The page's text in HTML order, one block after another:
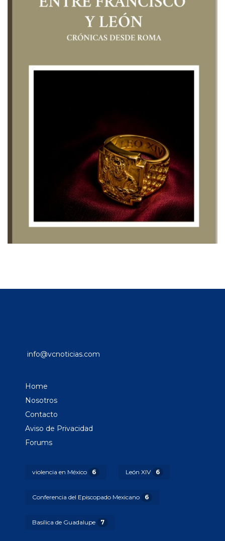
info@vcnoticias.com
Home
Nosotros
Contacto
Aviso de Privacidad
Forums
violencia en México 6 León XIV 6
Conferencia del Episcopado Mexicano 6
Basílica de Guadalupe 7